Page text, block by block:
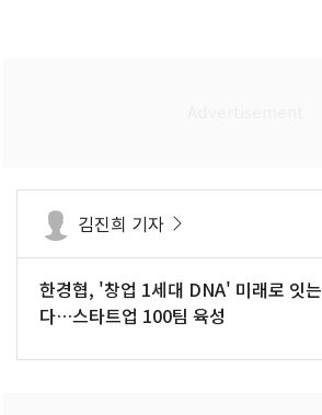
김진희 기자
한경협, '창업 1세대 DNA' 미래로 잇는
다…스타트업 100팀 육성